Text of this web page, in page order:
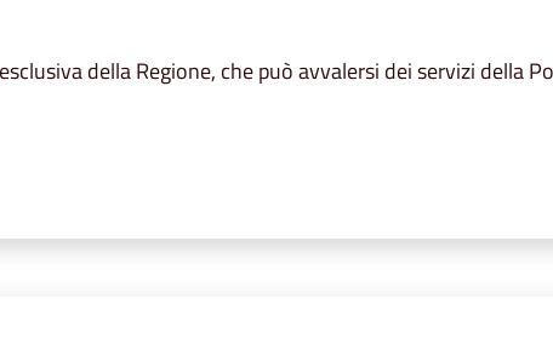
della Regione, che può avvalersi dei servizi della